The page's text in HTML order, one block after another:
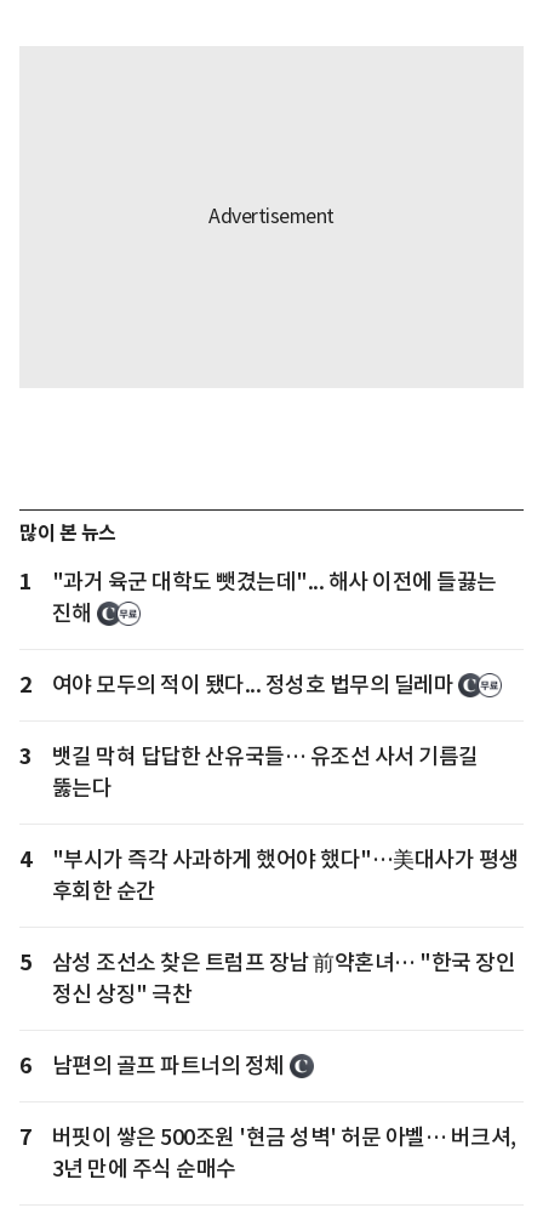
많이 본 뉴스
1
"과거 육군 대학도 뺏겼는데"... 해사 이전에 들끓는
진해
2 여야 모두의 적이 됐다... 정성호 법무의 딜레마
3
뱃길 막혀 답답한 산유국들… 유조선 사서 기름길
뚫는다
4
"부시가 즉각 사과하게 했어야 했다"…美대사가 평생
후회한 순간
5
삼성 조선소 찾은 트럼프 장남 前약혼녀… "한국 장인
정신 상징" 극찬
6 남편의 골프 파트너의 정체
7
버핏이 쌓은 500조원 '현금 성벽' 허문 아벨… 버크셔,
3년 만에 주식 순매수